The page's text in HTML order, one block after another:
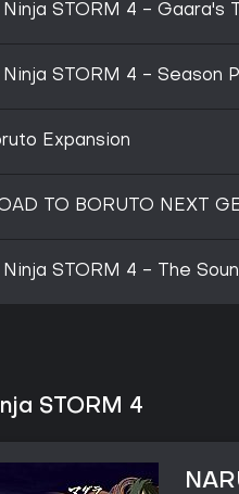
STORM 4 - Gaara's
STORM 4 - Season
Expansion
TO BORUTO NEXT
STORM 4 - The
STORM 4